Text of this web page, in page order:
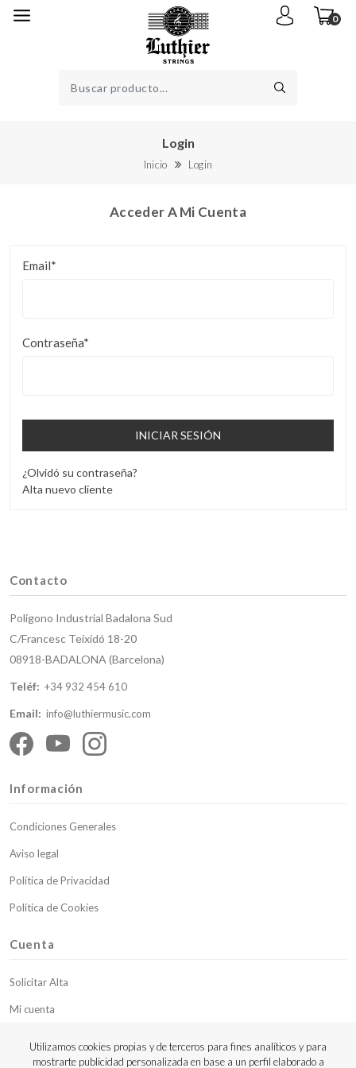
0
Login
Inicio Login
Acceder A Mi Cuenta
Email*
Contraseña*
INICIAR SESIÓN
¿Olvidó su contraseña?
Alta nuevo cliente
Contacto
Polígono Industrial Badalona Sud
C/Francesc Teixidó 18-20
08918-BADALONA (Barcelona)
Teléf: +34 932 454 610
Email: info@luthiermusic.com
Información
Condiciones Generales
Aviso legal
Política de Privacidad
Política de Cookies
Cuenta
Solicitar Alta
Mi cuenta
Contacto
Utilizamos cookies propias y de terceros para fines analíticos y para
mostrarte publicidad personalizada en base a un perfil elaborado a